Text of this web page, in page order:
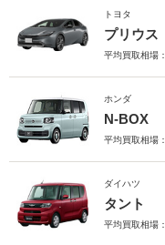
トヨタ
プリウス
平均買取相場：
ホンダ
N-BOX
平均買取相場：
ダイハツ
タント
平均買取相場：